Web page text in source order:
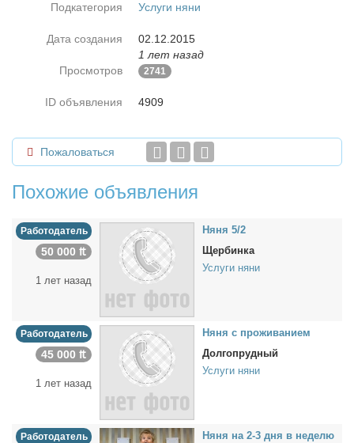
Подкатегория
Услуги няни
Дата создания
02.12.2015
1 лет назад
Просмотров
2741
ID объявления 4909
Пожаловаться
Похожие объявления
Работодатель
50 000 ₶
1 лет назад
Ня­ня 5/2
Щербинка
Услуги няни
Работодатель
45 000 ₶
1 лет назад
Ня­ня с про­жи­ва­ни­ем
Долгопрудный
Услуги няни
Работодатель
Ня­ня на 2-3 дня в неде­лю